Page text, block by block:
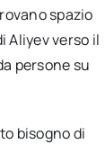
spazio
verso il
persone su
bisogno di